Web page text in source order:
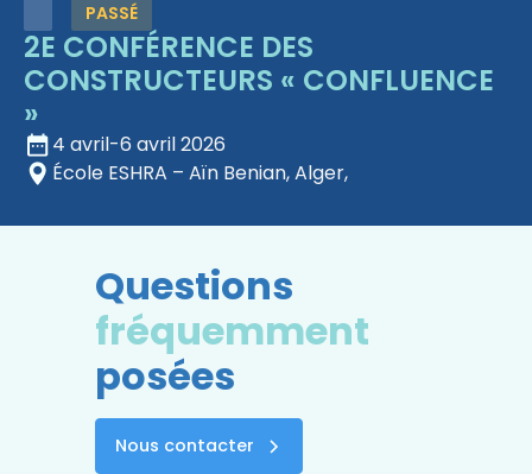
PASSÉ
2E CONFÉRENCE DES
CONSTRUCTEURS « CONFLUENCE
»
4 avril-6 avril 2026
École ESHRA – Aïn Benian, Alger,
Questions
fréquemment
posées
Nous contacter